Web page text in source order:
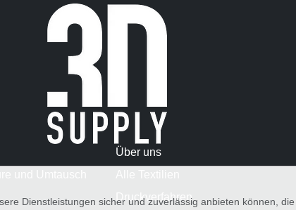
Über uns
Druckverfahren
Dienstleistungen sicher und zuverlässig anbieten können,